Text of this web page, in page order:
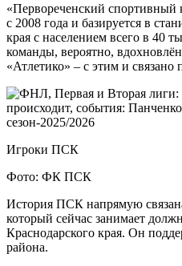
«Первореченский
с 2008 года и базируется в
края с населением всего в 40
команды, вероятно,
«Атлетико» – с этим и связано
Игроки ПСК
Фото: ФК ПСК
История ПСК напрямую
который сейчас занимает
Краснодарского края. Он
района.